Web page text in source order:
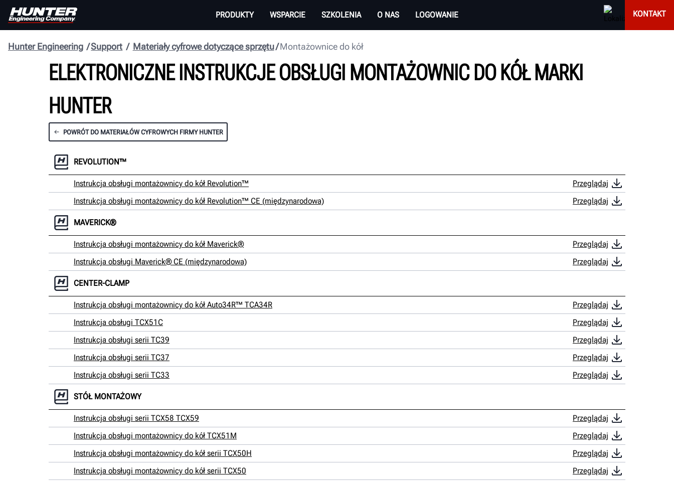
PRODUKTY WSPARCIE SZKOLENIA O NAS LOGOWANIE KONTAKT
Montażownice do kół
Materiały cyfrowe dotyczące sprzętu
Support
Hunter Engineering
ELEKTRONICZNE INSTRUKCJE OBSŁUGI MONTAŻOWNIC DO KÓŁ MARKI
HUNTER
POWRÓT DO MATERIAŁÓW CYFROWYCH FIRMY HUNTER
REVOLUTION™
Instrukcja obsługi montażownicy do kół Revolution™
Przeglądaj
Instrukcja obsługi montażownicy do kół Revolution™ CE (międzynarodowa)
Przeglądaj
MAVERICK®
Instrukcja obsługi montażownicy do kół Maverick®
Przeglądaj
Instrukcja obsługi Maverick® CE (międzynarodowa)
Przeglądaj
CENTER-CLAMP
Instrukcja obsługi montażownicy do kół Auto34R™ TCA34R
Przeglądaj
Instrukcja obsługi TCX51C
Przeglądaj
Instrukcja obsługi serii TC39
Przeglądaj
Instrukcja obsługi serii TC37
Przeglądaj
Instrukcja obsługi serii TC33
Przeglądaj
STÓŁ MONTAŻOWY
Instrukcja obsługi serii TCX58 TCX59
Przeglądaj
Instrukcja obsługi montażownicy do kół TCX51M
Przeglądaj
Instrukcja obsługi montażownicy do kół serii TCX50H
Przeglądaj
Instrukcja obsługi montażownicy do kół serii TCX50
Przeglądaj